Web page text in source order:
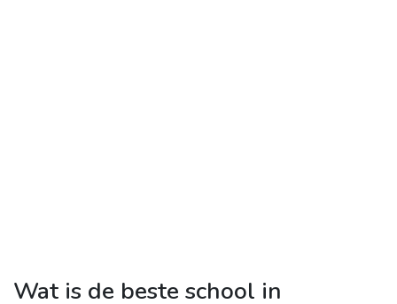
Wat is de beste school in